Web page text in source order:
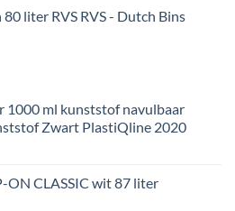
liter RVS RVS - Dutch Bins
1000 ml kunststof navulbaar
Zwart PlastiQline 2020
ON CLASSIC wit 87 liter